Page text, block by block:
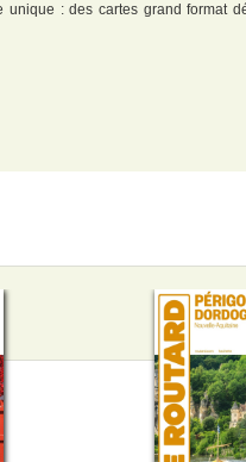
: des cartes grand format